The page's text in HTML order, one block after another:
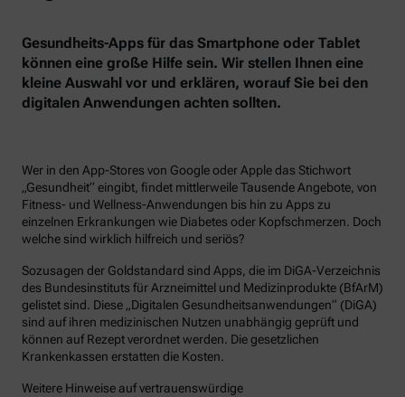
Gesundheits-Apps für das Smartphone oder Tablet
können eine große Hilfe sein. Wir stellen Ihnen eine
kleine Auswahl vor und erklären, worauf Sie bei den
digitalen Anwendungen achten sollten.
Wer in den App-Stores von Google oder Apple das Stichwort
„Gesundheit“ eingibt, findet mittlerweile Tausende Angebote, von
Fitness- und Wellness-Anwendungen bis hin zu Apps zu
einzelnen Erkrankungen wie Diabetes oder Kopfschmerzen. Doch
welche sind wirklich hilfreich und seriös?
Sozusagen der Goldstandard sind Apps, die im DiGA-Verzeichnis
des Bundesinstituts für Arzneimittel und Medizinprodukte (BfArM)
gelistet sind. Diese „Digitalen Gesundheitsanwendungen“ (DiGA)
sind auf ihren medizinischen Nutzen unabhängig geprüft und
können auf Rezept verordnet werden. Die gesetzlichen
Krankenkassen erstatten die Kosten.
Weitere Hinweise auf vertrauenswürdige